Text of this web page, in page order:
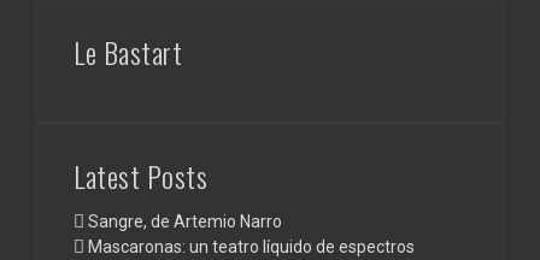
Le Bastart
Latest Posts
Sangre, de Artemio Narro
Mascaronas: un teatro líquido de espectros